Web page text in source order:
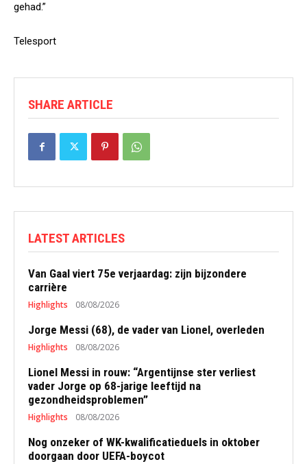
gehad.”
Telesport
SHARE ARTICLE
LATEST ARTICLES
Van Gaal viert 75e verjaardag: zijn bijzondere
carrière
Highlights 08/08/2026
Jorge Messi (68), de vader van Lionel, overleden
Highlights 08/08/2026
Lionel Messi in rouw: “Argentijnse ster verliest
vader Jorge op 68-jarige leeftijd na
gezondheidsproblemen”
Highlights 08/08/2026
Nog onzeker of WK-kwalificatieduels in oktober
doorgaan door UEFA-boycot